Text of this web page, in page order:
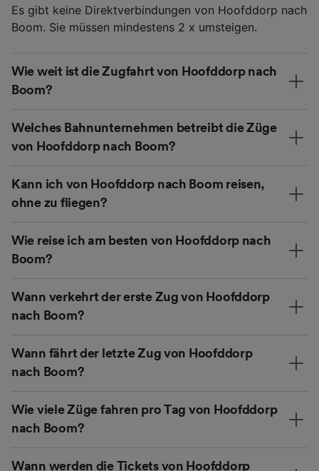
Es gibt keine Direktverbindungen von Hoofddorp nach
Boom. Sie müssen mindestens 2 x umsteigen.
Wie weit ist die Zugfahrt von Hoofddorp nach
Boom?
Welches Bahnunternehmen betreibt die Züge
von Hoofddorp nach Boom?
Kann ich von Hoofddorp nach Boom reisen,
ohne zu fliegen?
Wie reise ich am besten von Hoofddorp nach
Boom?
Wann verkehrt der erste Zug von Hoofddorp
nach Boom?
Wann fährt der letzte Zug von Hoofddorp
nach Boom?
Wie viele Züge fahren pro Tag von Hoofddorp
nach Boom?
Wann werden die Tickets von Hoofddorp